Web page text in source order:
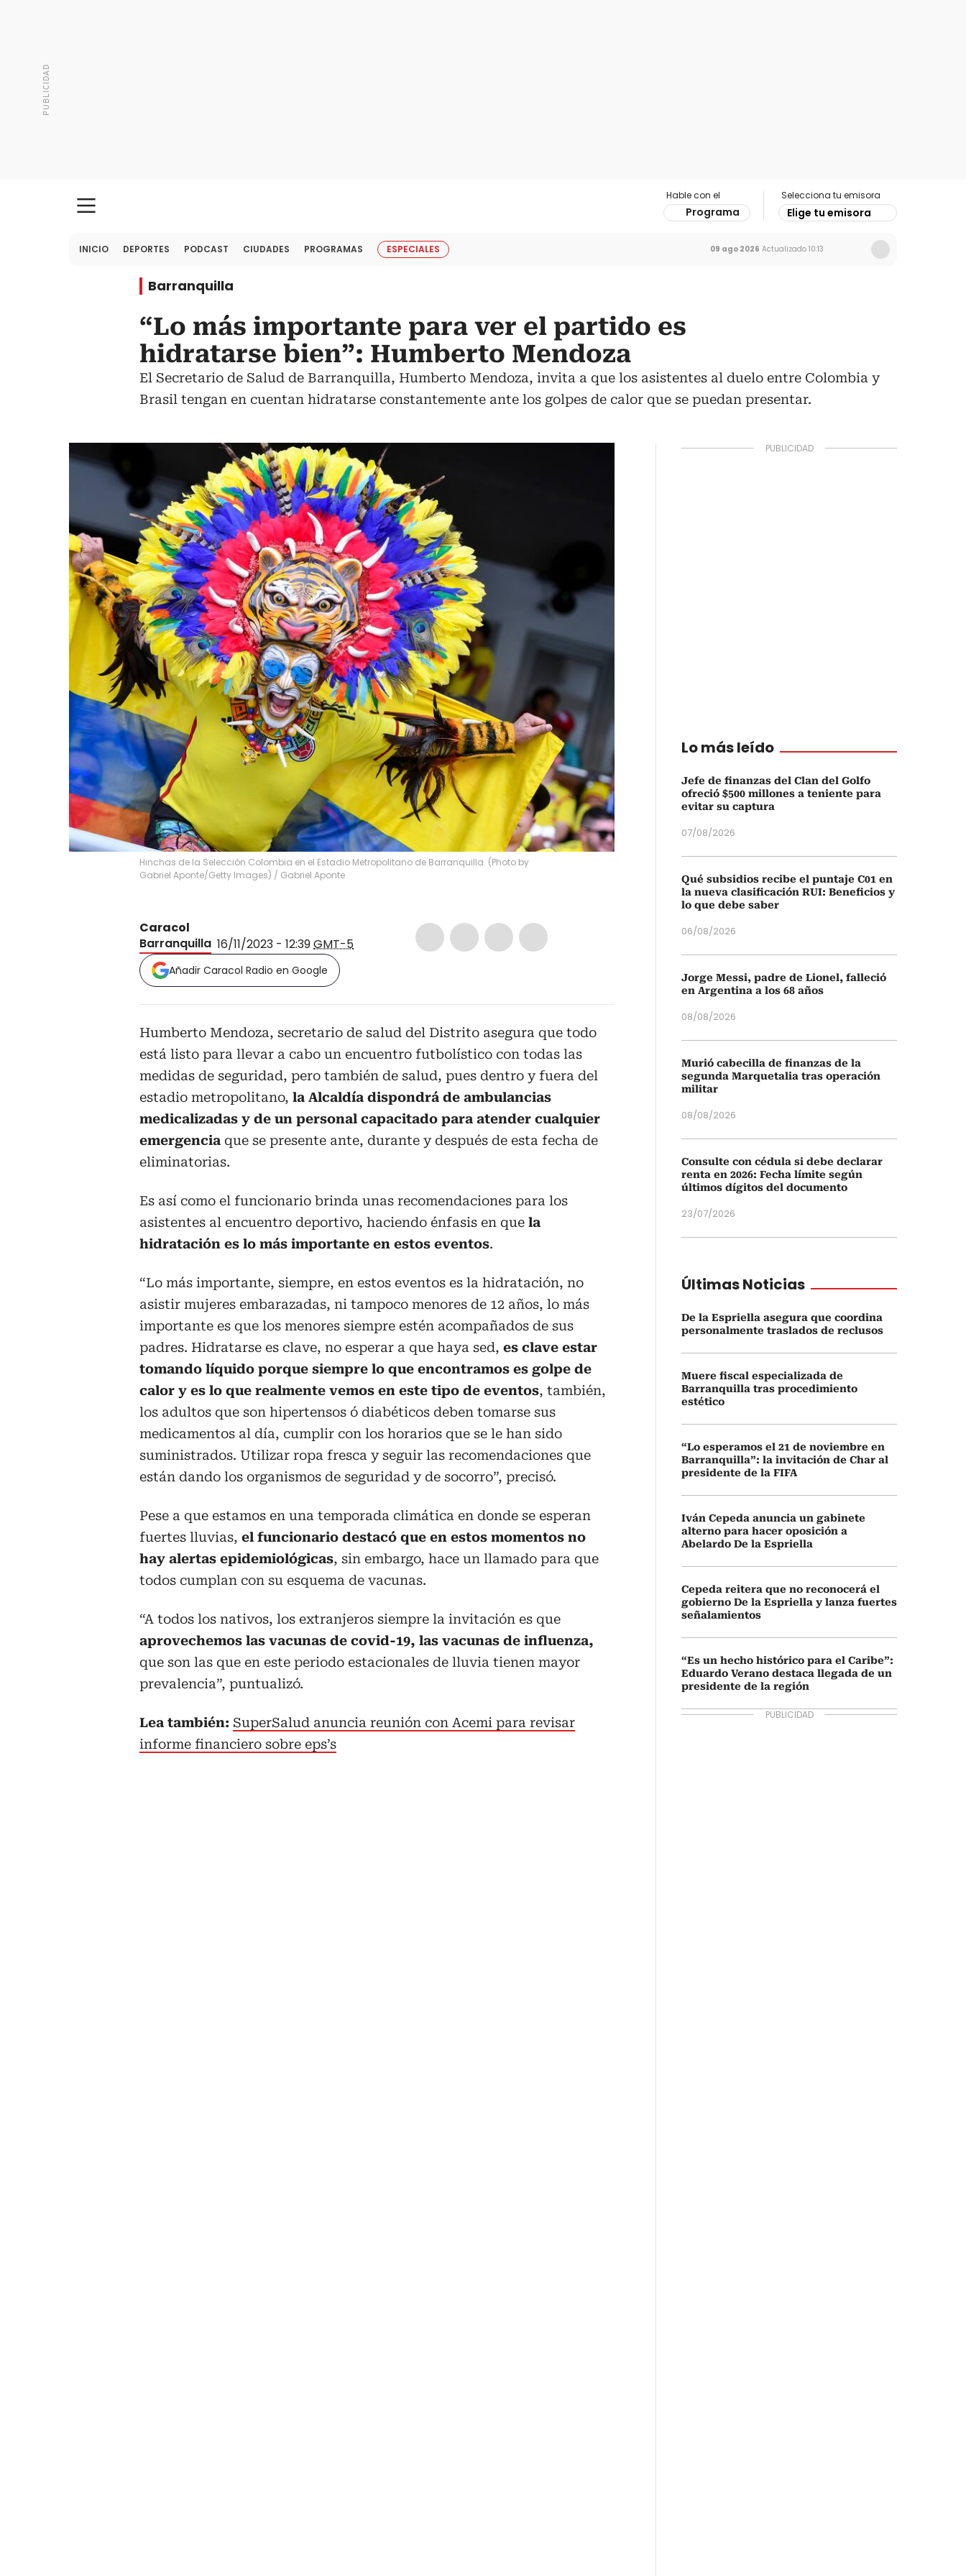
Hable con el
Programa
Selecciona tu emisora
Elige tu emisora
INICIO DEPORTES PODCAST CIUDADES PROGRAMAS ESPECIALES 09 ago 2026 Actualizado 10:13
Barranquilla
“Lo más importante para ver el partido es
hidratarse bien”: Humberto Mendoza
El Secretario de Salud de Barranquilla, Humberto Mendoza, invita a que los asistentes al duelo entre Colombia y
Brasil tengan en cuentan hidratarse constantemente ante los golpes de calor que se puedan presentar.
Hinchas de la Selección Colombia en el Estadio Metropolitano de Barranquilla. (Photo by
Gabriel Aponte/Getty Images) / Gabriel Aponte
Caracol
Barranquilla 16/11/2023 - 12:39GMT-5
Añadir Caracol Radio en Google
Humberto Mendoza, secretario de salud del Distrito asegura que todo
está listo para llevar a cabo un encuentro futbolístico con todas las
medidas de seguridad, pero también de salud, pues dentro y fuera del
estadio metropolitano, la Alcaldía dispondrá de ambulancias
medicalizadas y de un personal capacitado para atender cualquier
emergencia que se presente ante, durante y después de esta fecha de
eliminatorias.
Es así como el funcionario brinda unas recomendaciones para los
asistentes al encuentro deportivo, haciendo énfasis en que la
hidratación es lo más importante en estos eventos.
“Lo más importante, siempre, en estos eventos es la hidratación, no
asistir mujeres embarazadas, ni tampoco menores de 12 años, lo más
importante es que los menores siempre estén acompañados de sus
padres. Hidratarse es clave, no esperar a que haya sed, es clave estar
tomando líquido porque siempre lo que encontramos es golpe de
calor y es lo que realmente vemos en este tipo de eventos, también,
los adultos que son hipertensos ó diabéticos deben tomarse sus
medicamentos al día, cumplir con los horarios que se le han sido
suministrados. Utilizar ropa fresca y seguir las recomendaciones que
están dando los organismos de seguridad y de socorro”, precisó.
Pese a que estamos en una temporada climática en donde se esperan
fuertes lluvias, el funcionario destacó que en estos momentos no
hay alertas epidemiológicas, sin embargo, hace un llamado para que
todos cumplan con su esquema de vacunas.
“A todos los nativos, los extranjeros siempre la invitación es que
aprovechemos las vacunas de covid-19, las vacunas de influenza,
que son las que en este periodo estacionales de lluvia tienen mayor
prevalencia”, puntualizó.
Lea también: SuperSalud anuncia reunión con Acemi para revisar
informe financiero sobre eps’s
Lo más leído
Jefe de finanzas del Clan del Golfo
ofreció $500 millones a teniente para
evitar su captura
07/08/2026
Qué subsidios recibe el puntaje C01 en
la nueva clasificación RUI: Beneficios y
lo que debe saber
06/08/2026
Jorge Messi, padre de Lionel, falleció
en Argentina a los 68 años
08/08/2026
Murió cabecilla de finanzas de la
segunda Marquetalia tras operación
militar
08/08/2026
Consulte con cédula si debe declarar
renta en 2026: Fecha límite según
últimos dígitos del documento
23/07/2026
Últimas Noticias
De la Espriella asegura que coordina
personalmente traslados de reclusos
Muere fiscal especializada de
Barranquilla tras procedimiento
estético
“Lo esperamos el 21 de noviembre en
Barranquilla”: la invitación de Char al
presidente de la FIFA
Iván Cepeda anuncia un gabinete
alterno para hacer oposición a
Abelardo De la Espriella
Cepeda reitera que no reconocerá el
gobierno De la Espriella y lanza fuertes
señalamientos
“Es un hecho histórico para el Caribe”:
Eduardo Verano destaca llegada de un
presidente de la región